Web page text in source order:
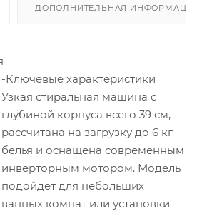
ДОПОЛНИТЕЛЬНАЯ
-Ключевые характеристики
Узкая стиральная машина с
глубиной корпуса всего 39 см,
рассчитана на загрузку до 6 кг
белья и оснащена современным
инверторным мотором. Модель
подойдёт для небольших
ванных комнат или установки